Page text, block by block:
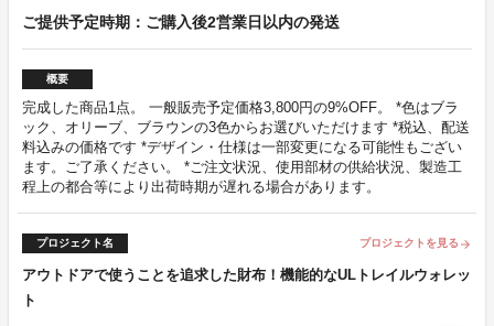
ご提供予定時期：ご購入後2営業日以内の発送
概要
完成した商品1点。 一般販売予定価格3,800円の9%OFF。 *色はブラ
ック、オリーブ、ブラウンの3色からお選びいただけます *税込、配送
料込みの価格です *デザイン・仕様は一部変更になる可能性もござい
ます。ご了承ください。 *ご注文状況、使用部材の供給状況、製造工
程上の都合等により出荷時期が遅れる場合があります。
プロジェクト名 プロジェクトを見る arrow_forward
アウトドアで使うことを追求した財布！機能的なULトレイルウォレッ
ト